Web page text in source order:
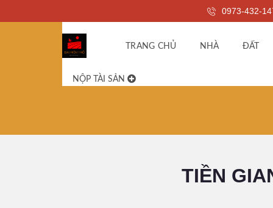
0973-432-
TRANG CHỦ NHÀ ĐẤT
NỘP TÀI SẢN
TIỀN